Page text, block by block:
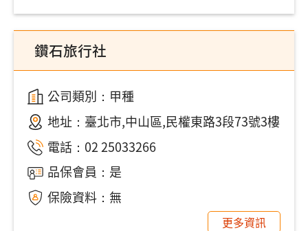
鑽石旅行社
公司類別：甲種
地址： 臺北市,中山區,民權東路3段73號3樓
電話： 02 25033266
品保會員：是
保險資料：無
更多資訊